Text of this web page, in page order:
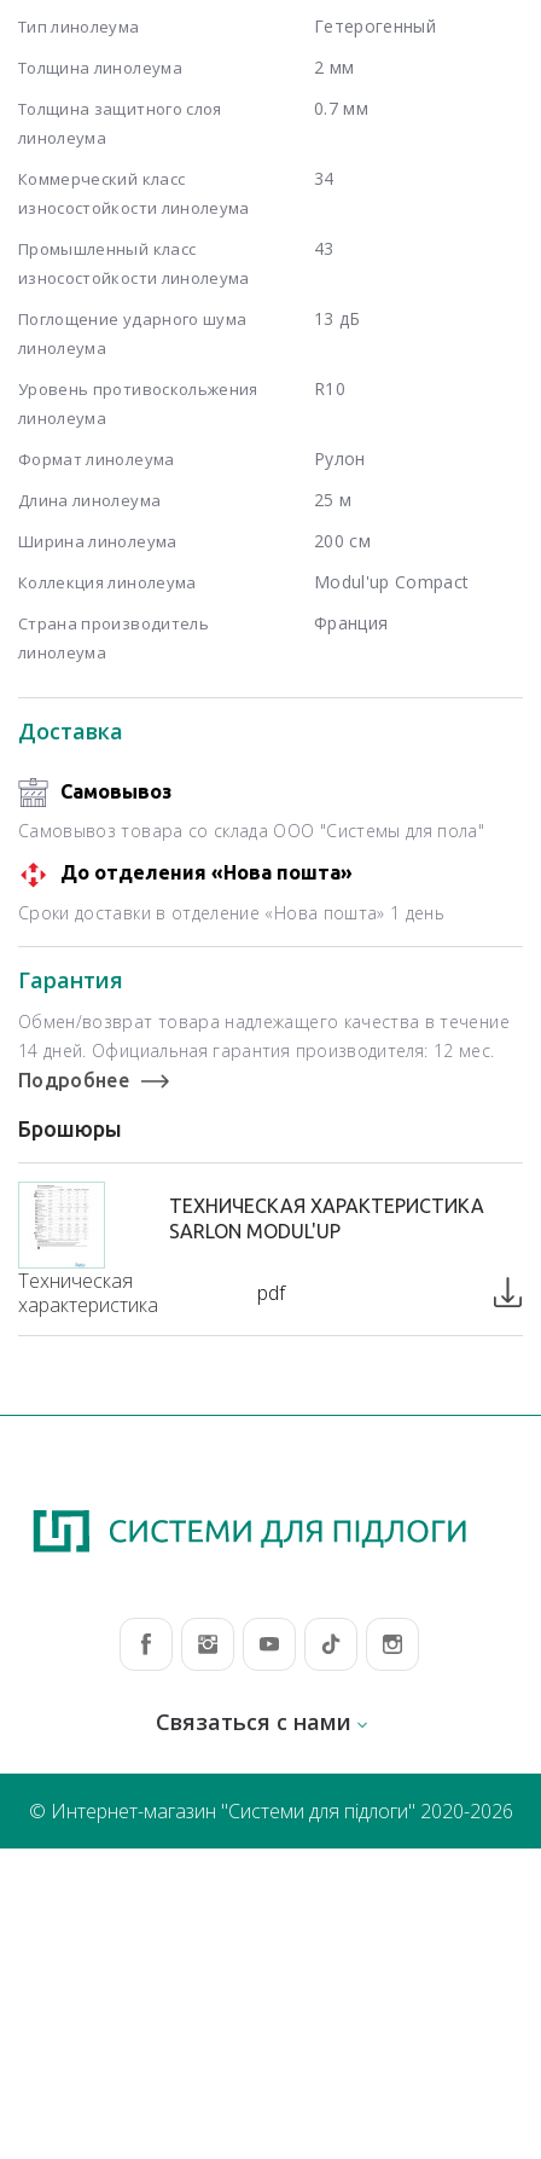
Доставка
Самовывоз
Самовывоз товара со склада ООО "Системы для пола"
До отделения «Нова пошта»
Сроки доставки в отделение «Нова пошта» 1 день
Гарантия
Обмен/возврат товара надлежащего качества в течение
14 дней. Официальная гарантия производителя: 12 мес.
Подробнее
Тип линолеума Гетерогенный
Толщина линолеума 2 мм
Толщина защитного слоя
линолеума
0.7 мм
Коммерческий класс
износостойкости линолеума
34
Промышленный класс
износостойкости линолеума
43
Поглощение ударного шума
линолеума
13 дБ
Уровень противоскольжения
линолеума
R10
Формат линолеума Рулон
Длина линолеума 25 м
Ширина линолеума 200 см
Коллекция линолеума Modul'up Compact
Страна производитель
линолеума
Франция
Брошюры
ТЕХНИЧЕСКАЯ ХАРАКТЕРИСТИКА
SARLON MODUL'UP
Техническая
характеристика
pdf
Связаться с нами
© Интернет-магазин "Системи для підлоги" 2020-2026